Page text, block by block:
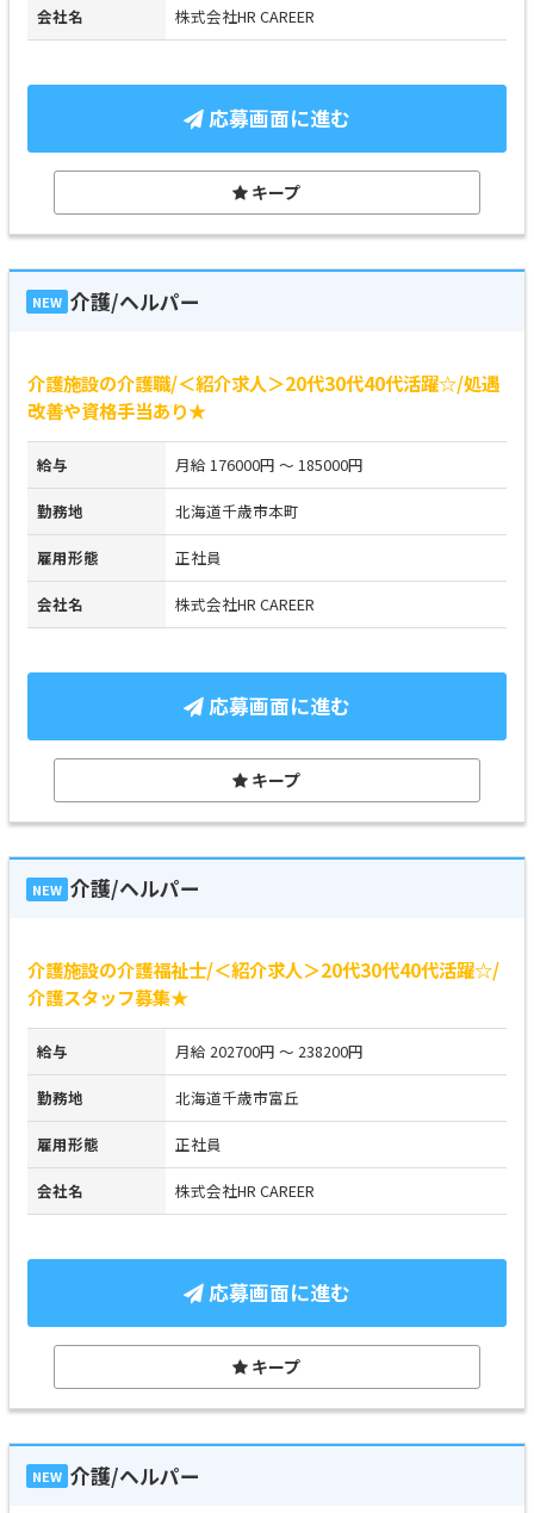
会社名 株式会社HR CAREER
応募画面に進む
キープ
NEW 介護/ヘルパー
介護施設の介護職/＜紹介求人＞20代30代40代活躍☆/処遇
改善や資格手当あり★
給与 月給 176000円 ～ 185000円
勤務地 北海道千歳市本町
雇用形態 正社員
会社名 株式会社HR CAREER
応募画面に進む
キープ
NEW 介護/ヘルパー
介護施設の介護福祉士/＜紹介求人＞20代30代40代活躍☆/
介護スタッフ募集★
給与 月給 202700円 ～ 238200円
勤務地 北海道千歳市富丘
雇用形態 正社員
会社名 株式会社HR CAREER
応募画面に進む
キープ
NEW 介護/ヘルパー